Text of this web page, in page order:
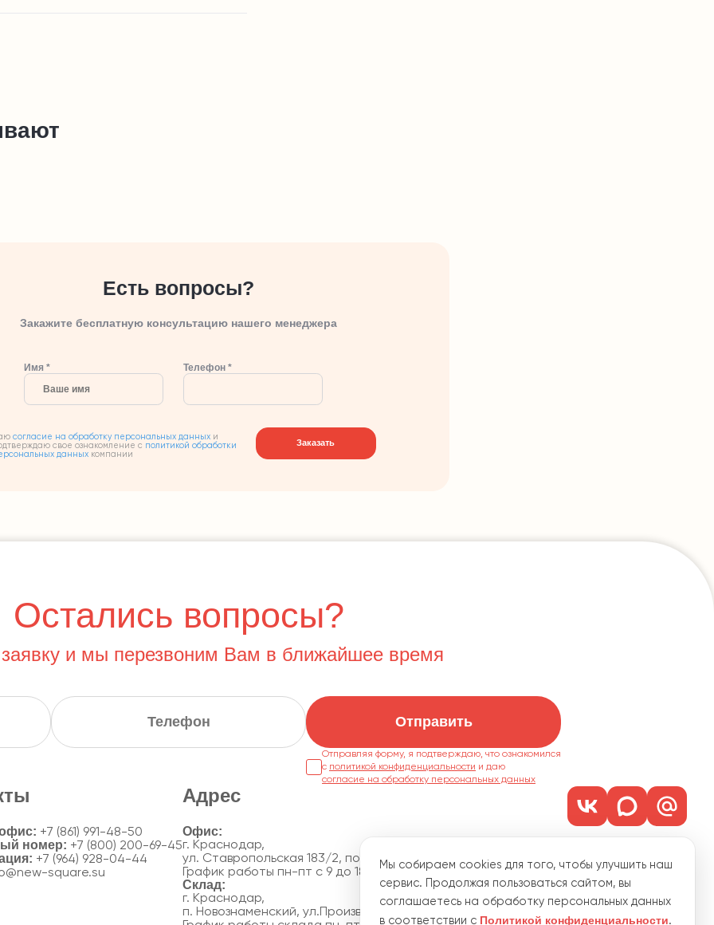
Есть вопросы?
Закажите бесплатную консультацию нашего менеджера
Имя * Телефон *
согласие на обработку персональных данных и
свое ознакомление с политикой обработки
данных компании
Заказать
Остались вопросы?
заявку и мы перезвоним Вам в ближайшее время
Отправить
Отправляя форму, я подтверждаю, что ознакомился
с политикой конфиденциальности
согласие на обработку персональных данных
+7 (861) 991-48-50
номер: +7 (800) 200-69-45
+7 (964) 928-04-44
square.su
Адрес
г. Краснодар,
ул. Ставропольская 183/2, пом. 1101
График работы пн-пт с 9 до 18
г. Краснодар,
п. Новознаменский, ул.Производственная, 15
Мы собираем cookies для того, чтобы улучшить наш
сервис. Продолжая пользоваться сайтом, вы
соглашаетесь на обработку персональных данных
в соответствии с Политикой конфиденциальности.